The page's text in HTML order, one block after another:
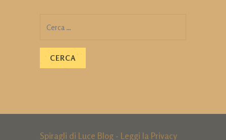
Spiragli di Luce Blog - Leggi la Privacy